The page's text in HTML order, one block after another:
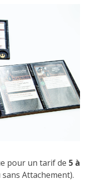
pour un tarif de 5 à
Attachement).